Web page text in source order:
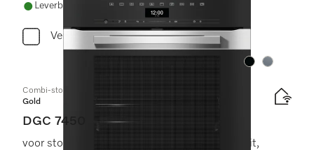
Leverbaar uit voorraad met gratis levering
Vergelijken
Kleur:Kleur:
Combi-stoomoven
Gold
DGC 7450
voor stomen, bakken, braden met connectiviteit,